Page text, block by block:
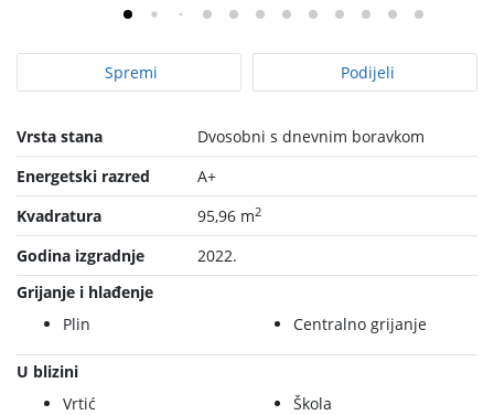
Spremi Podijeli
Vrsta stana
Dvosobni s dnevnim boravkom
Energetski razred
A+
Kvadratura
95,96 m2
Godina izgradnje
2022.
Grijanje i hlađenje
Plin
Centralno grijanje
U blizini
Vrtić
Škola